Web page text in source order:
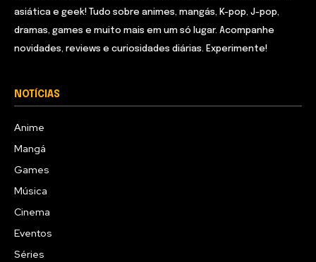
asiática e geek! Tudo sobre animes, mangás, K-pop, J-pop,
dramas, games e muito mais em um só lugar. Acompanhe
novidades, reviews e curiosidades diárias. Experimente!
NOTÍCIAS
Anime
Mangá
Games
Música
Cinema
Eventos
Séries